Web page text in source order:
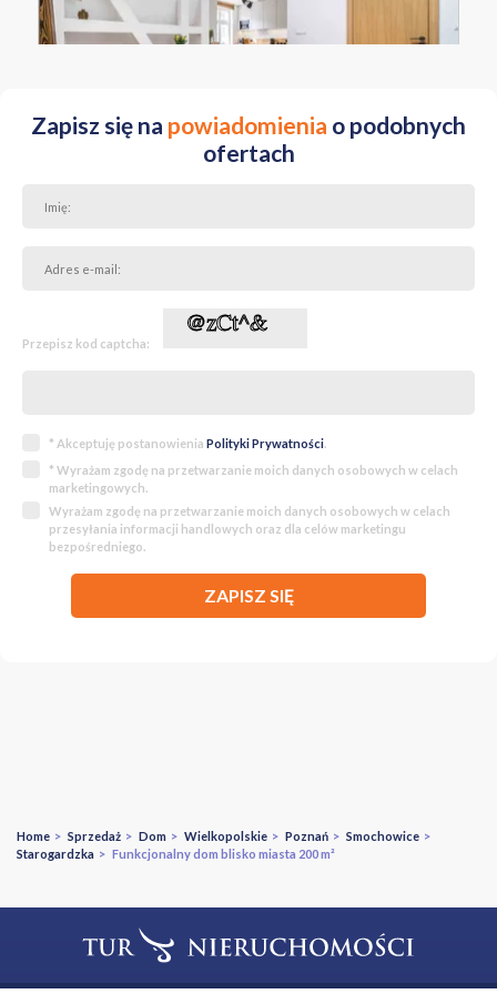
przyszłym właścicielom komfort codziennego użytkowania przez
wiele lat.
Zapisz się na powiadomienia o podobnych
ofertach
Przepisz kod captcha:
* Akceptuję postanowienia Polityki Prywatności.
* Wyrażam zgodę na przetwarzanie moich danych osobowych w celach
marketingowych.
Wyrażam zgodę na przetwarzanie moich danych osobowych w celach
przesyłania informacji handlowych oraz dla celów marketingu
bezpośredniego.
ZAPISZ SIĘ
Home > Sprzedaż > Dom > Wielkopolskie > Poznań > Smochowice >
Starogardzka > Funkcjonalny dom blisko miasta 200 m²